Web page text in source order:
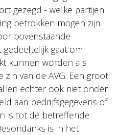
gezegd - welke partijen
betrokken mogen zijn.
bovenstaande
gaat om
kunnen worden als
zin van de AVG. Een groot
echter ook niet onder
aan bedrijfsgegevens of
is tot de betreffende
is in het